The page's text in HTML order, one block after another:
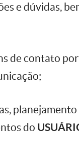
e dúvidas,
de contato
do